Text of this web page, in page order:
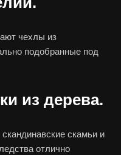
чехлы из
подобранные под
из дерева.
скамьи и
отлично